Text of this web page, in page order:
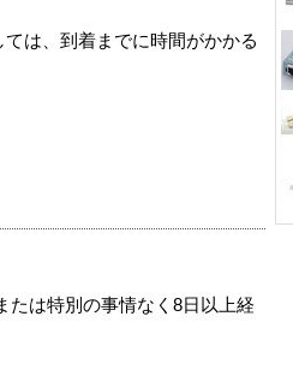
は、到着までに時間がかかる
たは特別の事情なく8日以上経